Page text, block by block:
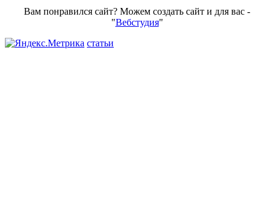
Вам понравился сайт? Можем создать сайт и для вас -
"Вебстудия"
статьи